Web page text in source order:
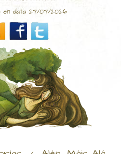
en data 27/07/2026